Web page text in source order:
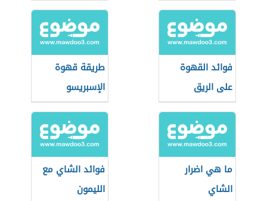
فوائد القهوة
على الريق
طريقة قهوة
الإسبريسو
ما هي اضرار
الشاي
فوائد الشاي مع
الليمون